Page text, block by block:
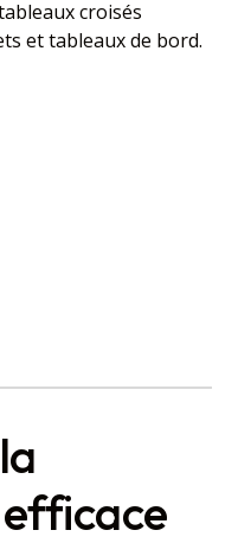
croisés
et tableaux de bord.